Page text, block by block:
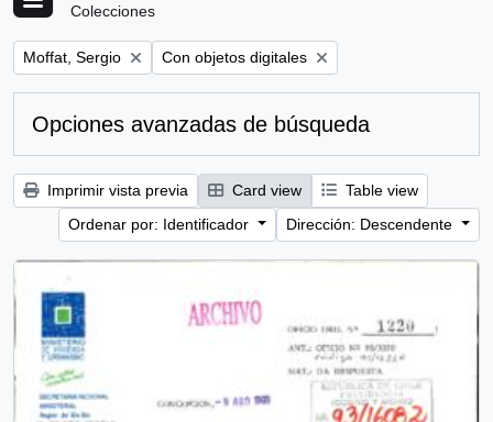
Colecciones
Remove filter:
Moffat, Sergio Remove filter:
Con objetos digitales
Opciones avanzadas de búsqueda
Imprimir vista previa Card view
Table view
Ordenar por: Identificador
Dirección: Descendente